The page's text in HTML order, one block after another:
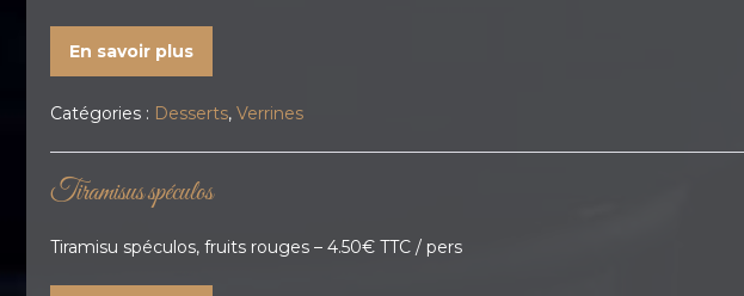
En savoir plus
Catégories : Desserts, Verrines
Tiramisus spéculos
Tiramisu spéculos, fruits rouges – 4.50€ TTC / pers